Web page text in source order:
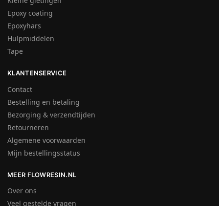
Epoxy coating
Epoxyhars
Hulpmiddelen
Tape
KLANTENSERVICE
Contact
Bestelling en betaling
Bezorging & verzendtijden
Retourneren
Algemene voorwaarden
Mijn bestellingsstatus
MEER FLOWRESIN.NL
Over ons
Veel gestelde vragen